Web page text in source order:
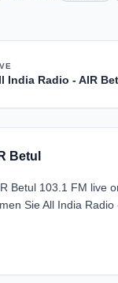
India Radio - AIR
Betul
Betul 103.1 FM live
Sie All India